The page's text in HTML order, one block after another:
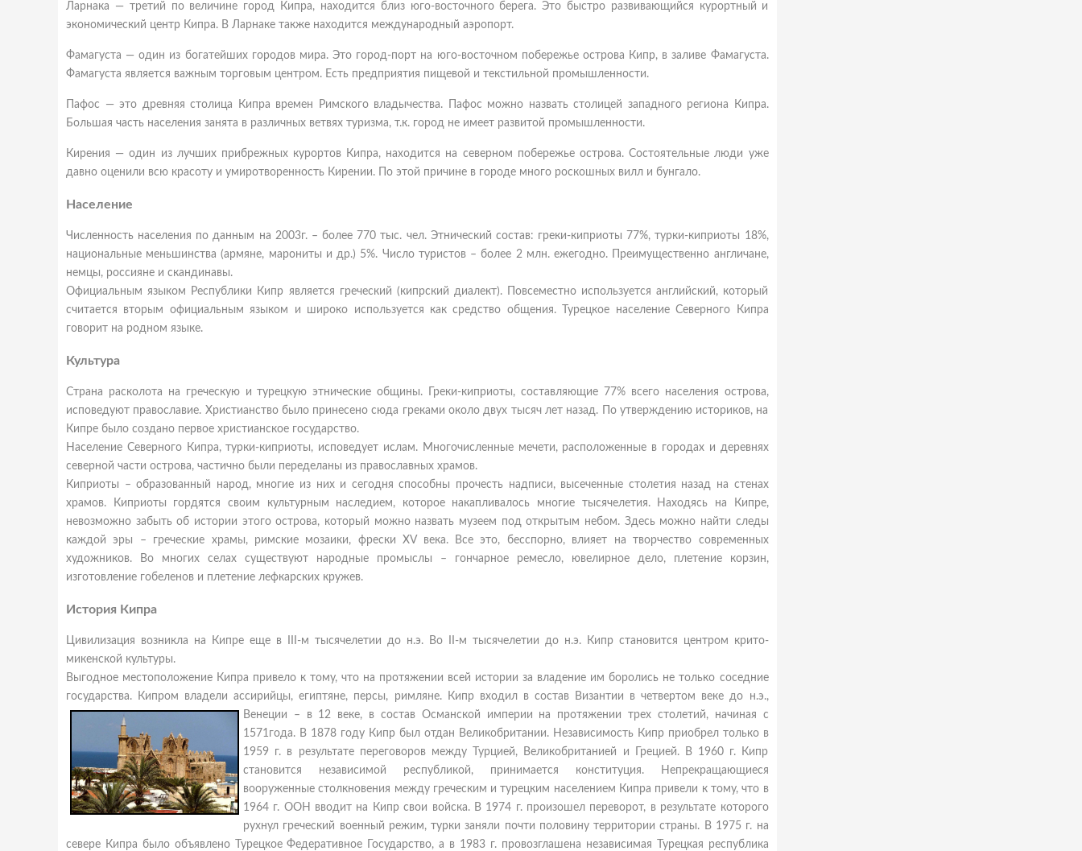
Ларнака — третий по величине город Кипра, находится близ юго-восточного берега. Это быстро развивающийся курортный и
экономический центр Кипра. В Ларнаке также находится международный аэропорт.
Фамагуста — один из богатейших городов мира. Это город-порт на юго-восточном побережье острова Кипр, в заливе Фамагуста.
Фамагуста является важным торговым центром. Есть предприятия пищевой и текстильной промышленности.
Пафос — это древняя столица Кипра времен Римского владычества. Пафос можно назвать столицей западного региона Кипра.
Большая часть населения занята в различных ветвях туризма, т.к. город не имеет развитой промышленности.
Кирения — один из лучших прибрежных курортов Кипра, находится на северном побережье острова. Состоятельные люди уже
давно оценили всю красоту и умиротворенность Кирении. По этой причине в городе много роскошных вилл и бунгало.
Население
Численность населения по данным на 2003г. – более 770 тыс. чел. Этнический состав: греки-киприоты 77%, турки-киприоты 18%,
национальные меньшинства (армяне, марониты и др.) 5%. Число туристов – более 2 млн. ежегодно. Преимущественно англичане,
немцы, россияне и скандинавы.
Официальным языком Республики Кипр является греческий (кипрский диалект). Повсеместно используется английский, который
считается вторым официальным языком и широко используется как средство общения. Турецкое население Северного Кипра
говорит на родном языке.
Культура
Страна расколота на греческую и турецкую этнические общины. Греки-киприоты, составляющие 77% всего населения острова,
исповедуют православие. Христианство было принесено сюда греками около двух тысяч лет назад. По утверждению историков, на
Кипре было создано первое христианское государство.
Население Северного Кипра, турки-киприоты, исповедует ислам. Многочисленные мечети, расположенные в городах и деревнях
северной части острова, частично были переделаны из православных храмов.
Киприоты – образованный народ, многие из них и сегодня способны прочесть надписи, высеченные столетия назад на стенах
храмов. Киприоты гордятся своим культурным наследием, которое накапливалось многие тысячелетия. Находясь на Кипре,
невозможно забыть об истории этого острова, который можно назвать музеем под открытым небом. Здесь можно найти следы
каждой эры – греческие храмы, римские мозаики, фрески XV века. Все это, бесспорно, влияет на творчество современных
художников. Во многих селах существуют народные промыслы – гончарное ремесло, ювелирное дело, плетение корзин,
изготовление гобеленов и плетение лефкарских кружев.
История Кипра
Цивилизация возникла на Кипре еще в III-м тысячелетии до н.э. Во II-м тысячелетии до н.э. Кипр становится центром крито-
микенской культуры.
Выгодное местоположение Кипра привело к тому, что на протяжении всей истории за владение им боролись не только соседние
государства. Кипром владели ассирийцы, египтяне, персы, римляне. Кипр входил в состав Византии в четвертом веке до н.э.,
Венеции – в 12 веке, в состав Османской империи на протяжении трех столетий, начиная с
1571года. В 1878 году Кипр был отдан Великобритании. Независимость Кипр приобрел только в
1959 г. в результате переговоров между Турцией, Великобританией и Грецией. В 1960 г. Кипр
становится независимой республикой, принимается конституция. Непрекращающиеся
вооруженные столкновения между греческим и турецким населением Кипра привели к тому, что в
1964 г. ООН вводит на Кипр свои войска. В 1974 г. произошел переворот, в результате которого
рухнул греческий военный режим, турки заняли почти половину территории страны. В 1975 г. на
севере Кипра было объявлено Турецкое Федеративное Государство, а в 1983 г. провозглашена независимая Турецкая республика